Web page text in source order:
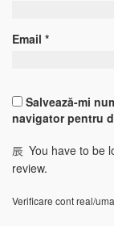
Email *
Salvează-mi
navigator pentru
You have to be
review.
Verificare cont real/